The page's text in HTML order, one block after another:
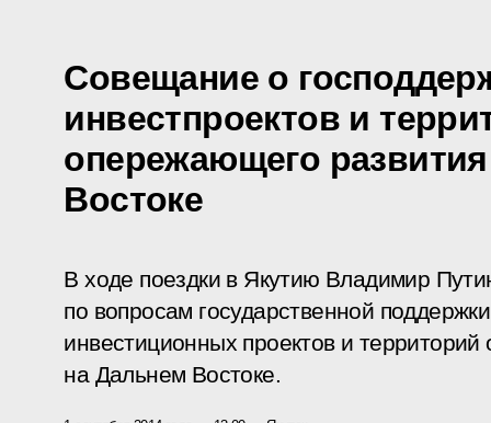
Совещание о
инвестпроектов и
опережающего
Востоке
В ходе поездки в Якутию Владимир
по вопросам государственной
инвестиционных проектов и
на Дальнем Востоке.